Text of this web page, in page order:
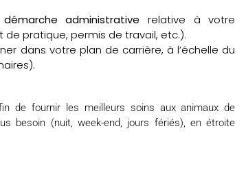
administrative relative à votre
de pratique, permis de travail, etc.).
dans votre plan de carrière, à l’échelle du
de fournir les meilleurs soins aux animaux de
besoin (nuit, week-end, jours fériés), en étroite